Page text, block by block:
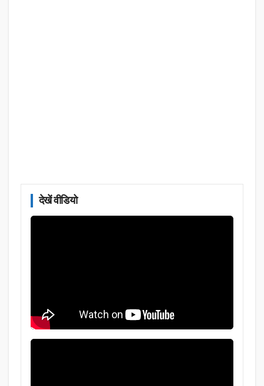
देखें वीडियो